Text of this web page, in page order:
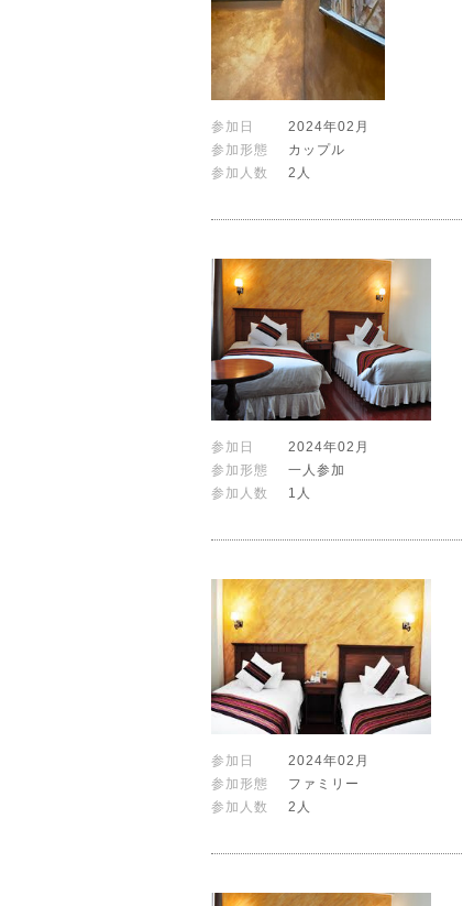
参加日
2024年02月
参加形態
カップル
参加人数
2人
参加日
2024年02月
参加形態
一人参加
参加人数
1人
参加日
2024年02月
参加形態
ファミリー
参加人数
2人